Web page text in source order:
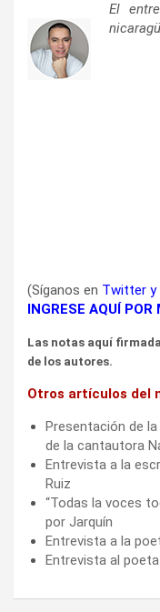
El
(Síganos en Twitter y
INGRESE AQUÍ
Las notas aquí
de los autores.
Otros artículos del
Presentación de
de la cantautora
Entrevista a la
Ruiz
“Todas la voces
por Jarquín
Entrevista a la
Entrevista al